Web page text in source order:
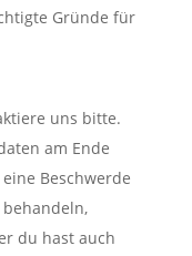
Gründe für
uns bitte.
am Ende
Beschwerde
du hast auch